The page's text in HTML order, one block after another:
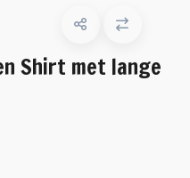
Shirt met lange